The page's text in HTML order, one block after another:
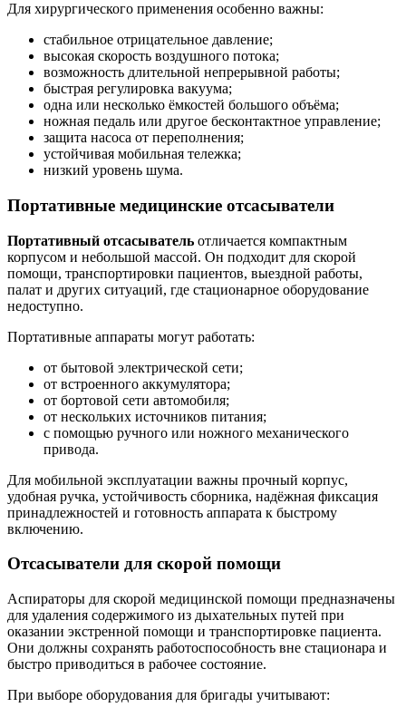
Для хирургического применения особенно важны:
стабильное отрицательное давление;
высокая скорость воздушного потока;
возможность длительной непрерывной работы;
быстрая регулировка вакуума;
одна или несколько ёмкостей большого объёма;
ножная педаль или другое бесконтактное управление;
защита насоса от переполнения;
устойчивая мобильная тележка;
низкий уровень шума.
Портативные медицинские отсасыватели
Портативный отсасыватель отличается компактным
корпусом и небольшой массой. Он подходит для скорой
помощи, транспортировки пациентов, выездной работы,
палат и других ситуаций, где стационарное оборудование
недоступно.
Портативные аппараты могут работать:
от бытовой электрической сети;
от встроенного аккумулятора;
от бортовой сети автомобиля;
от нескольких источников питания;
с помощью ручного или ножного механического
привода.
Для мобильной эксплуатации важны прочный корпус,
удобная ручка, устойчивость сборника, надёжная фиксация
принадлежностей и готовность аппарата к быстрому
включению.
Отсасыватели для скорой помощи
Аспираторы для скорой медицинской помощи предназначены
для удаления содержимого из дыхательных путей при
оказании экстренной помощи и транспортировке пациента.
Они должны сохранять работоспособность вне стационара и
быстро приводиться в рабочее состояние.
При выборе оборудования для бригады учитывают: